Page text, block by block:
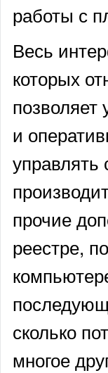
работы с
Весь
которых
позволяет
и
прочие
реестре,
сколько
многое